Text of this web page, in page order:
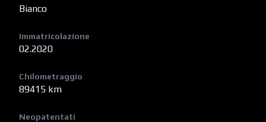
Bianco
Immatricolazione
02.2020
Chilometraggio
89415 km
Neopatentati